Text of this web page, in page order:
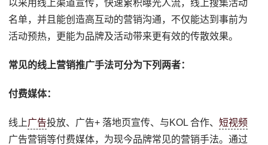
以采用线上渠道宣传，快速累积曝光人流，线上搜集活动
名单，并且能创造高互动的营销沟通，不仅能达到事前为
活动预热，更能为品牌及活动带来更有效的传散效果。
常见的线上营销推广手法可分为下列两者：
付费媒体：
线上广告投放、广告+ 落地页宣传、与KOL 合作、短视频
广告营销等付费媒体，为现今品牌常见的营销手法。通过